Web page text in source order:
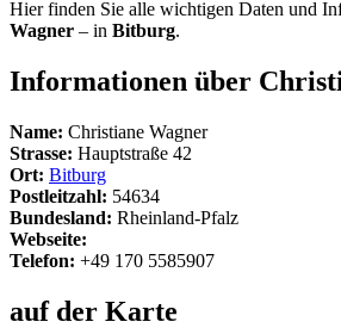
Hier finden Sie alle wichtigen Daten und
Wagner – in Bitburg.
Informationen über
Name: Christiane Wagner
Strasse: Hauptstraße 42
Ort: Bitburg
Postleitzahl: 54634
Bundesland: Rheinland-Pfalz
Webseite:
Telefon: +49 170 5585907
auf der Karte